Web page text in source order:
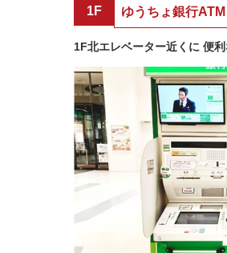
1F ゆうちょ銀行ATM
1F北エレベーター近くに 便